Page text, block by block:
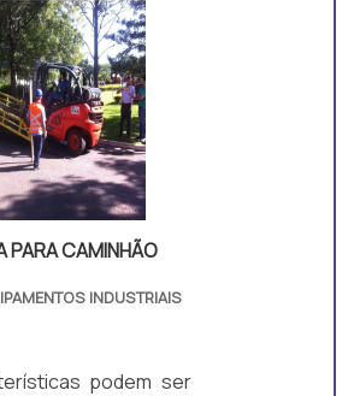
PARA CAMINHÃO
INDUSTRIAIS
podem ser